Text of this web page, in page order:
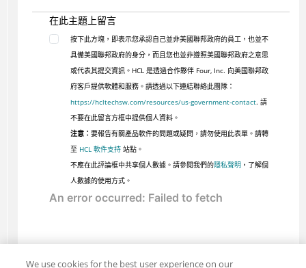
在此主題上留言
按下此方塊，即表示您承認自己並非美國聯邦政府的員工，也並不
具備美國聯邦政府的身分，而且您也並非遵照美國聯邦政府之意思
或代表其提交資訊。HCL 是透過合作夥伴 Four, Inc. 向美國聯邦政
府客戶提供軟體和服務。請透過以下連結聯絡此團隊：
https://hcltechsw.com/resources/us-government-contact. 請
不要在此留言方框中提供個人資料。
注意： 要報告有關產品軟件的問題或疑問，請勿使用此表單。請轉
至 HCL 軟件支持站點。
不應在此評論框中共享個人數據。請參閱我們的隱私聲明 ，了解個
人數據的使用方式。
We use cookies for the best user experience on our